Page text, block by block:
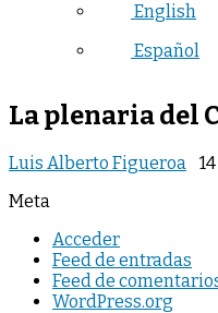
English
Español
La plenaria del
Luis Alberto Figueroa
Meta
Acceder
Feed de entradas
Feed de
WordPress.org